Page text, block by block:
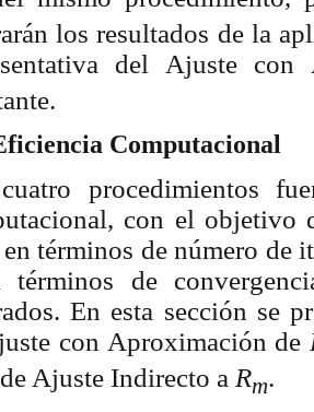
los resultados de la
del Ajuste
Computacional
procedimientos
con el objetivo
términos de número de
de
En esta sección se
con Aproximación de
Ajuste Indirecto a Rm.